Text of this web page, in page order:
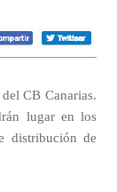
CB Canarias.
lugar en los
distribución de